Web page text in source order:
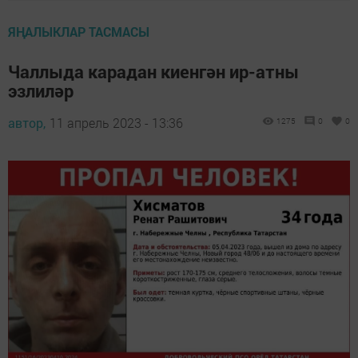
ЯҢАЛЫКЛАР ТАСМАСЫ
Чаллыда карадан киенгән ир-атны
эзлиләр
автор, 11 апрель 2023 - 13:36 1275 0 0